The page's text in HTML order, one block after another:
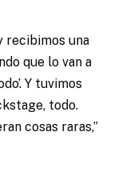
recibimos una
que lo van a
Y tuvimos
todo.
cosas raras,”